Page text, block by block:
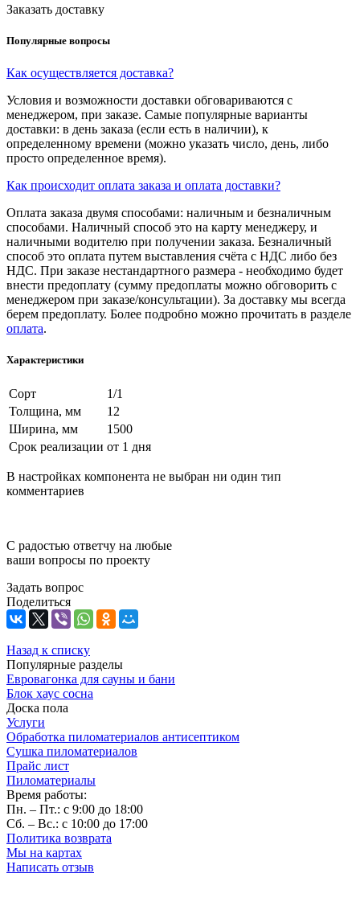
Заказать доставку
Популярные вопросы
Как осуществляется доставка?
Условия и возможности доставки обговариваются с
менеджером, при заказе. Самые популярные варианты
доставки: в день заказа (если есть в наличии), к
определенному времени (можно указать число, день, либо
просто определенное время).
Как происходит оплата заказа и оплата доставки?
Оплата заказа двумя способами: наличным и безналичным
способами. Наличный способ это на карту менеджеру, и
наличными водителю при получении заказа. Безналичный
способ это оплата путем выставления счёта с НДС либо без
НДС. При заказе нестандартного размера - необходимо будет
внести предоплату (сумму предоплаты можно обговорить с
менеджером при заказе/консультации). За доставку мы всегда
берем предоплату. Более подробно можно прочитать в разделе
оплата.
Характеристики
Сорт
1/1
Толщина, мм
12
Ширина, мм
1500
Срок реализации от 1 дня
В настройках компонента не выбран ни один тип
комментариев
С радостью ответчу на любые
ваши вопросы по проекту
Задать вопрос
Поделиться
Назад к списку
Популярные разделы
Евровагонка для сауны и бани
Блок хаус сосна
Доска пола
Услуги
Обработка пиломатериалов антисептиком
Сушка пиломатериалов
Прайс лист
Пиломатериалы
Время работы:
Пн. – Пт.: с 9:00 до 18:00
Сб. – Вс.: с 10:00 до 17:00
Политика возврата
Мы на картах
Написать отзыв